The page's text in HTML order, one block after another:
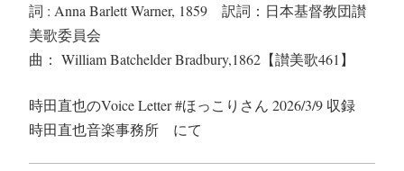
詞 : Anna Barlett Warner, 1859 訳詞：日本基督教団讃
美歌委員会
曲： William Batchelder Bradbury,1862【讃美歌461】
時田直也のVoice Letter #ほっこりさん 2026/3/9 収録
時田直也音楽事務所 にて